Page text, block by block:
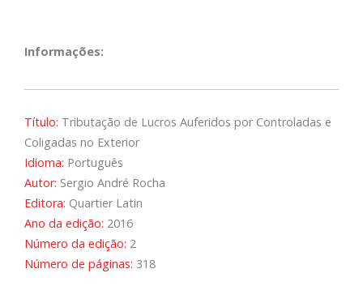
Informações:
Título: Tributação de Lucros Auferidos por Controladas e
Coligadas no Exterior
Idioma: Português
Autor: Sergio André Rocha
Editora: Quartier Latin
Ano da edição: 2016
Número da edição: 2
Número de páginas: 318